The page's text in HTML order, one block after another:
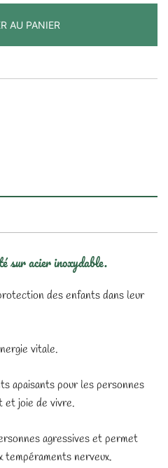
Corail
Fossile
AU PANIER
sur acier inoxydable.
des enfants dans leur
vitale.
apaisants pour les personnes
joie de vivre.
agressives et permet
tempéraments nerveux.